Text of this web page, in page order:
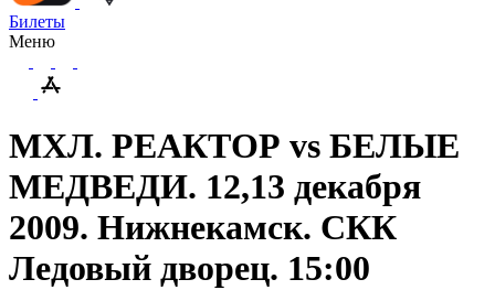
Билеты
Меню
МХЛ. РЕАКТОР vs БЕЛЫЕ
МЕДВЕДИ. 12,13 декабря
2009. Нижнекамск. СКК
Ледовый дворец. 15:00